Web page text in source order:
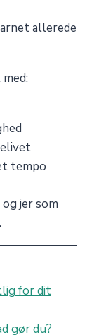
allerede
tempo
jer som
for dit
gør du?